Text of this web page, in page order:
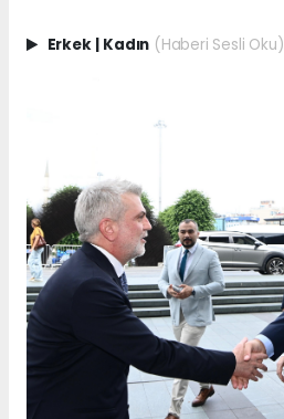
Erkek Kadın (Haberi Sesli Oku)